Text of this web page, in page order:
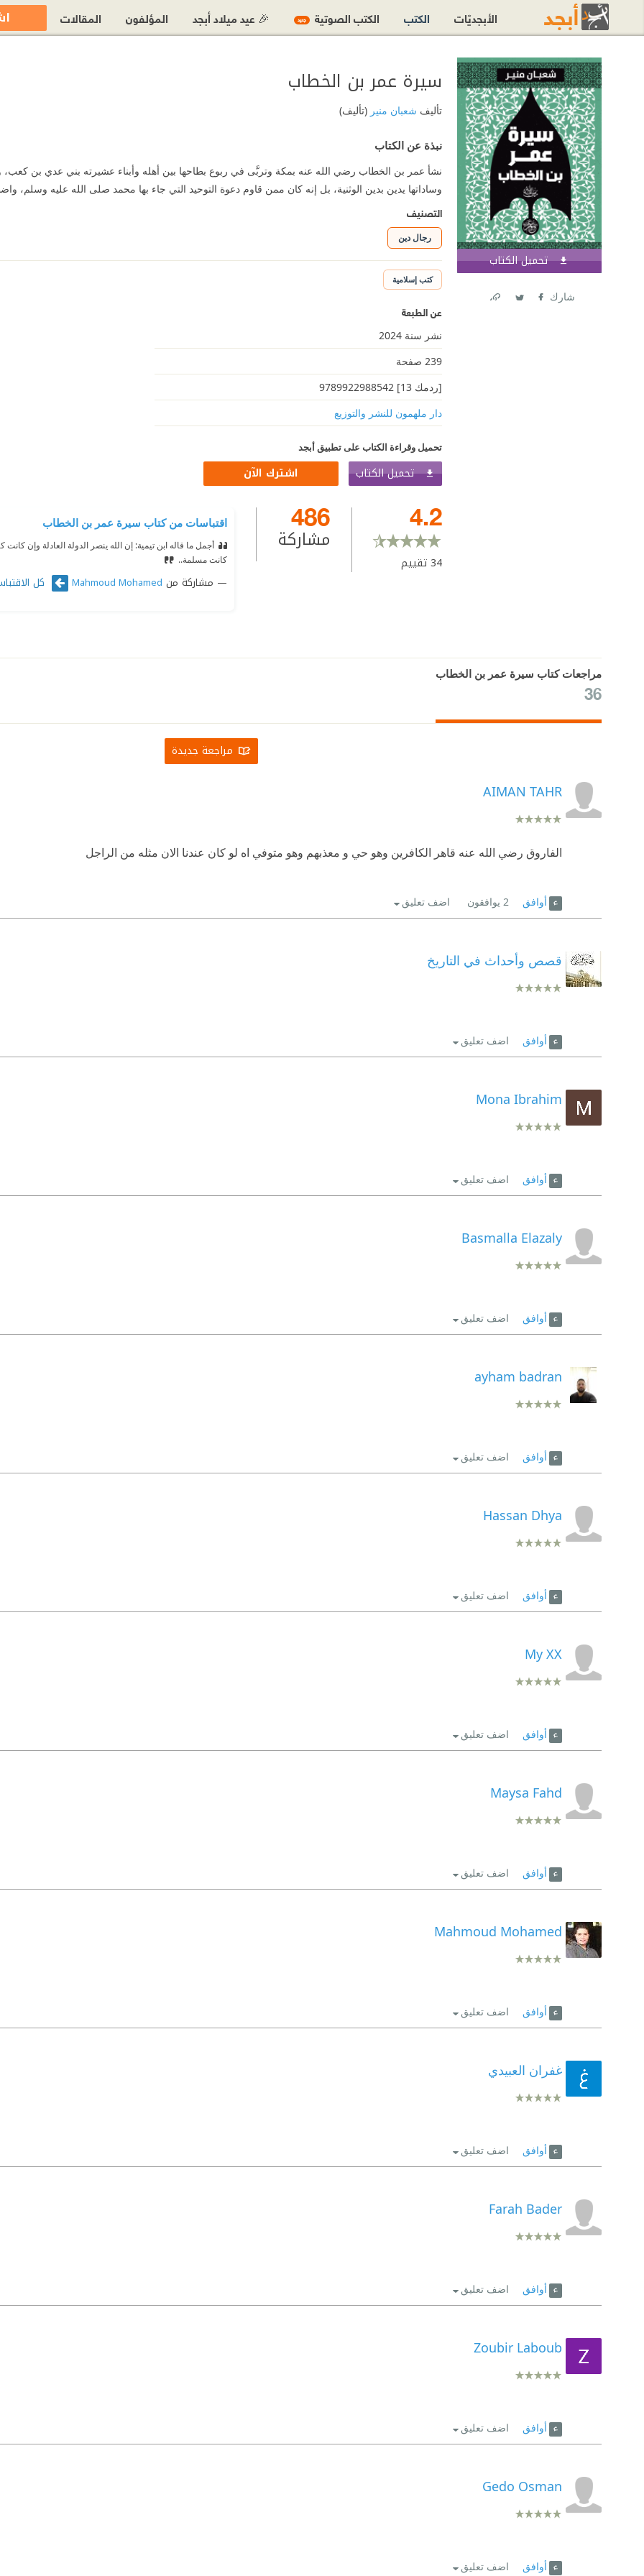
تحميل الكتاب اشترك الآن
شارك
سيرة عمر بن الخطاب
تأليف شعبان منير(تأليف)
نبذة عن الكتاب
نشأ عمر بن الخطاب رضي الله عنه بمكة وتربَّى في ربوع بطاحها بين أهله وأبناء عشيرته بني عدي بن
وساداتها يدين بدين الوثنية، بل إنه كان ممن قاوم دعوة التوحيد التي جاء بها محمد صلى الله عليه وسلم،
التصنيف
رجال دين
كتب إسلامية
عن الطبعة
نشر سنة 2024
239 صفحة
[ردمك 13] 9789922988542
دار ملهمون للنشر والتوزيع
تحميل وقراءة الكتاب على تطبيق أبجد
تحميل الكتاب اشترك الآن
4.2
34تقييم
486
مشاركة
اقتباسات من كتاب سيرة عمر بن الخطاب
أجمل ما قاله ابن تيمية: إن الله ينصر الدولة العادلة وإن كانت
كانت مسلمة..
مشاركة من Mahmoud Mohamed كل
مراجعات كتاب سيرة عمر بن الخطاب
36
مراجعة جديدة
AIMAN TAHR
الفاروق رضي الله عنه قاهر الكافرين وهو حي و معذبهم وهو متوفي اه لو كان عندنا الان مثله من الراجل
أوافق 2 يوافقون اضف تعليق
قصص وأحداث في التاريخ
أوافق اضف تعليق
Mona Ibrahim
أوافق اضف تعليق
Basmalla Elazaly
أوافق اضف تعليق
ayham badran
أوافق اضف تعليق
Hassan Dhya
أوافق اضف تعليق
My XX
أوافق اضف تعليق
Maysa Fahd
أوافق اضف تعليق
Mahmoud Mohamed
أوافق اضف تعليق
غفران العبيدي
أوافق اضف تعليق
Farah Bader
أوافق اضف تعليق
Zoubir Laboub
أوافق اضف تعليق
Gedo Osman
أوافق اضف تعليق
الأبجديّات الكتب الكتب الصوتية جديد 🎉 عيد ميلاد أبجد المؤلفون المقالات